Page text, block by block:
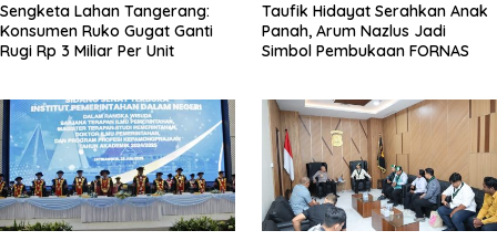
Sengketa Lahan Tangerang:
Konsumen Ruko Gugat Ganti
Rugi Rp 3 Miliar Per Unit
Taufik Hidayat Serahkan Anak
Panah, Arum Nazlus Jadi
Simbol Pembukaan FORNAS